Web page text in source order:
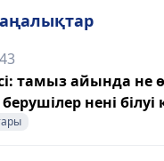
тамыз айында не
нені білуі